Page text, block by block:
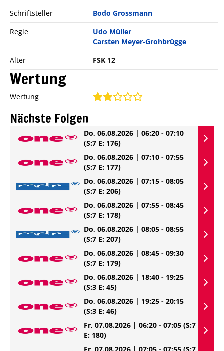
Schriftsteller
Bodo Grossmann
Regie
Udo Müller
Carsten Meyer-Grohbrügge
Alter
FSK 12
Wertung
Wertung
Nächste Folgen
Do, 06.08.2026 | 06:20 - 07:10
(S:7 E: 176)
Do, 06.08.2026 | 07:10 - 07:55
(S:7 E: 177)
Do, 06.08.2026 | 07:15 - 08:05
(S:7 E: 206)
Do, 06.08.2026 | 07:55 - 08:45
(S:7 E: 178)
Do, 06.08.2026 | 08:05 - 08:55
(S:7 E: 207)
Do, 06.08.2026 | 08:45 - 09:30
(S:7 E: 179)
Do, 06.08.2026 | 18:40 - 19:25
(S:3 E: 45)
Do, 06.08.2026 | 19:25 - 20:15
(S:3 E: 46)
Fr, 07.08.2026 | 06:20 - 07:05 (S:7
E: 180)